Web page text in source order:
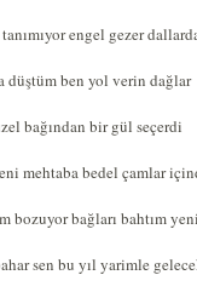
engel gezer
düştüm ben yol verin dağlar
bağından bir gül seçerdi
mehtaba bedel çamlar
bozuyor bağları bahtım
sen bu yıl yarimle